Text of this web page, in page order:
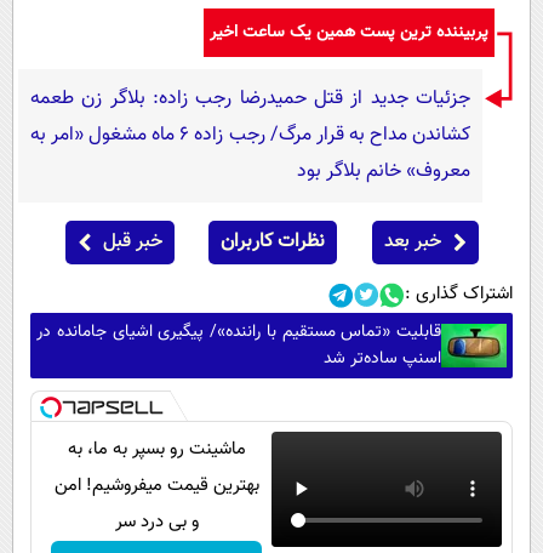
پربیننده ترین پست همین یک ساعت اخیر
جزئیات جدید از قتل حمیدرضا رجب زاده: بلاگر زن طعمه
کشاندن مداح به قرار مرگ/ رجب زاده 6 ماه مشغول «امر به
معروف» خانم بلاگر بود
خبر بعد نظرات کاربران خبر قبل
اشتراک گذاری :
قابلیت «تماس مستقیم با راننده»/ پیگیری اشیای جامانده در
اسنپ ساده‌تر شد
ماشینت رو بسپر به ما، به
بهترین قیمت میفروشیم! امن
و بی درد سر